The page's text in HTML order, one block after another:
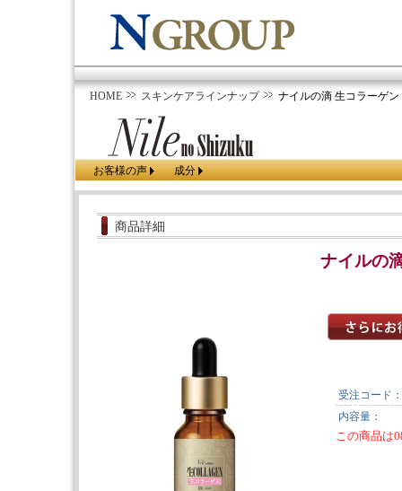
HOME スキンケアラインナップ ナイルの滴 生コラーゲン
お客様の声 成分
商品詳細
ナイルの
受注コード：
内容量：
この商品は